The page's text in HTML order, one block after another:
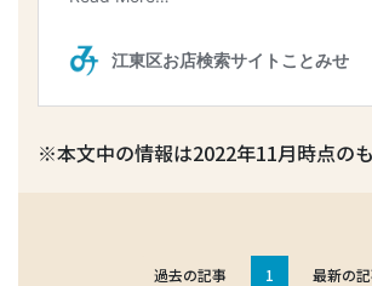
※本文中の情報は2022年11月時点のも
過去の記事 1 最新の